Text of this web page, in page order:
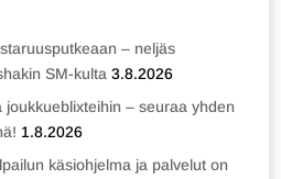
– neljäs
SM-kulta 3.8.2026
– seuraa yhden
1.8.2026
käsiohjelma ja palvelut on